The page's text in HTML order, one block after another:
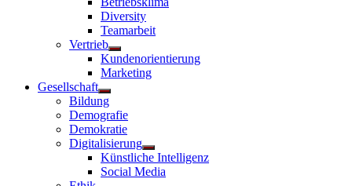
Diversity
Teamarbeit
Vertrieb
Untermenü
anzeigen
Kundenorientierung
Marketing
Gesellschaft
Untermenü
anzeigen
Bildung
Demografie
Demokratie
Digitalisierung
Untermenü
anzeigen
Künstliche Intelligenz
Social Media